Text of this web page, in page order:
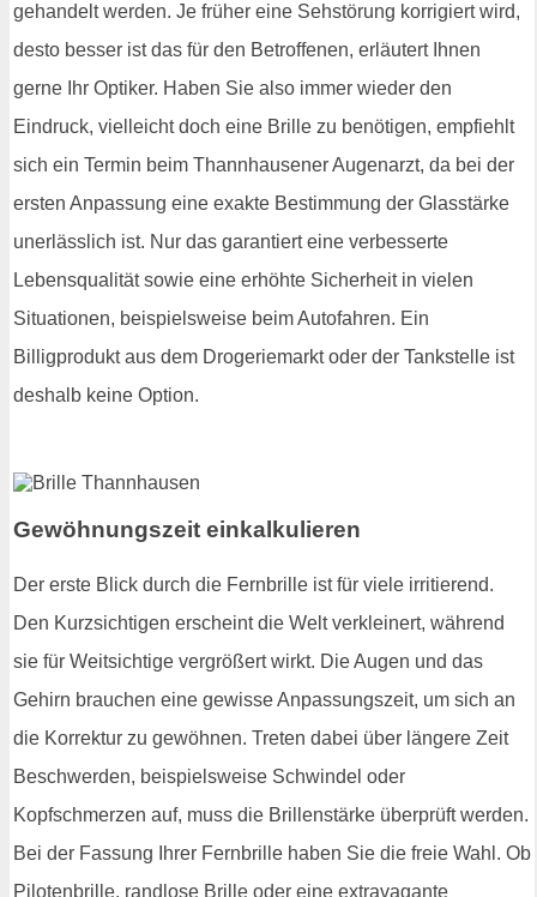
gehandelt werden. Je früher eine Sehstörung korrigiert wird,
desto besser ist das für den Betroffenen, erläutert Ihnen
gerne Ihr Optiker. Haben Sie also immer wieder den
Eindruck, vielleicht doch eine Brille zu benötigen, empfiehlt
sich ein Termin beim Thannhausener Augenarzt, da bei der
ersten Anpassung eine exakte Bestimmung der Glasstärke
unerlässlich ist. Nur das garantiert eine verbesserte
Lebensqualität sowie eine erhöhte Sicherheit in vielen
Situationen, beispielsweise beim Autofahren. Ein
Billigprodukt aus dem Drogeriemarkt oder der Tankstelle ist
deshalb keine Option.
Gewöhnungszeit einkalkulieren
Der erste Blick durch die Fernbrille ist für viele irritierend.
Den Kurzsichtigen erscheint die Welt verkleinert, während
sie für Weitsichtige vergrößert wirkt. Die Augen und das
Gehirn brauchen eine gewisse Anpassungszeit, um sich an
die Korrektur zu gewöhnen. Treten dabei über längere Zeit
Beschwerden, beispielsweise Schwindel oder
Kopfschmerzen auf, muss die Brillenstärke überprüft werden.
Bei der Fassung Ihrer Fernbrille haben Sie die freie Wahl. Ob
Pilotenbrille, randlose Brille oder eine extravagante